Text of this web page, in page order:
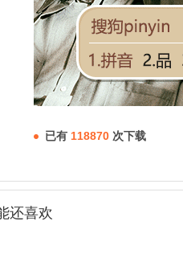
已有 118870 次下载
还喜欢